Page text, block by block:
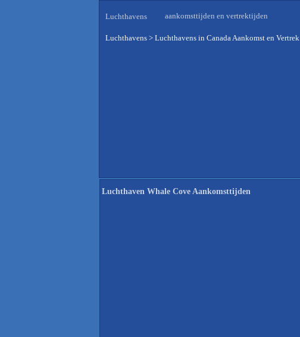
Luchthavens aankomsttijden en vertrektijden
Luchthavens > Luchthavens in Canada Aankomst en Vertrek
Luchthaven Whale Cove Aankomsttijden